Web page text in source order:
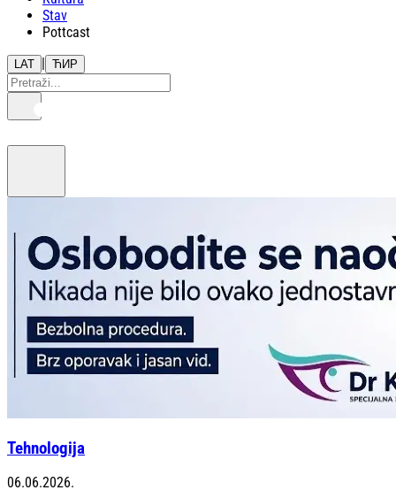
Stav
Pottcast
LAT | ЋИР
Tehnologija
06.06.2026.